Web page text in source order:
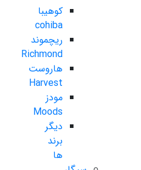
کوهیبا
cohiba
ریچموند
Richmond
هاروست
Harvest
مودز
Moods
دیگر
برند
ها